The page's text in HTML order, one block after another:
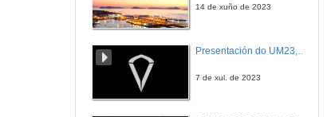
14 de xuño de 2023
7 de xul. de 2023